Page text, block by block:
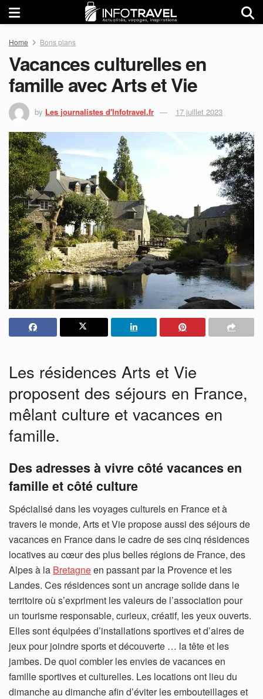
Home Bons plans
Vacances culturelles en
famille avec Arts et Vie
by Les journalistes d'Infotravel.fr 17 juillet 2023
Les résidences Arts et Vie
proposent des séjours en France,
mêlant culture et vacances en
famille.
Des adresses à vivre côté vacances en
famille et côté culture
Spécialisé dans les voyages culturels en France et à
travers le monde, Arts et Vie propose aussi des séjours de
vacances en France dans le cadre de ses cinq résidences
locatives au cœur des plus belles régions de France, des
Alpes à la Bretagneen passant par la Provence et les
Landes. Ces résidences sont un ancrage solide dans le
territoire où s’expriment les valeurs de l’association pour
un tourisme responsable, curieux, créatif, les yeux ouverts.
Elles sont équipées d’installations sportives et d’aires de
jeux pour joindre sports et découverte … la tête et les
jambes. De quoi combler les envies de vacances en
famille sportives et culturelles. Les locations ont lieu du
dimanche au dimanche afin d’éviter les embouteillages et